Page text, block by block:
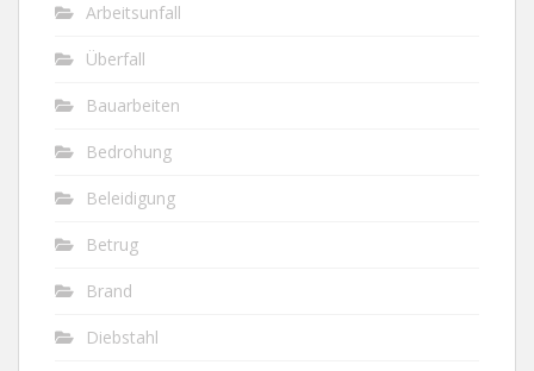
Arbeitsunfall
Überfall
Bauarbeiten
Bedrohung
Beleidigung
Betrug
Brand
Diebstahl